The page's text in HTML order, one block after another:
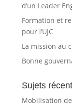
d’un Leader
Formation et
pour l’UJC
La mission au
Bonne
Sujets
Mobilisation